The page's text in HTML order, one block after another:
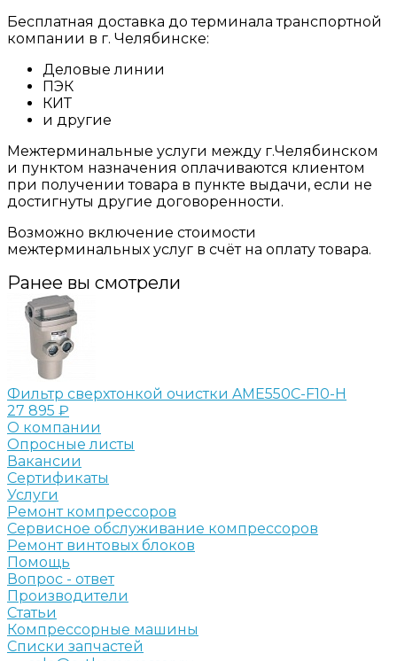
Бесплатная доставка до терминала транспортной
компании в г. Челябинске:
Деловые линии
ПЭК
КИТ
и другие
Межтерминальные услуги между г.Челябинском
и пунктом назначения оплачиваются клиентом
при получении товара в пункте выдачи, если не
достигнуты другие договоренности.
Возможно включение стоимости
межтерминальных услуг в счёт на оплату товара.
Ранее вы смотрели
Фильтр сверхтонкой очистки AME550C-F10-H
27 895 ₽
О компании
Опросные листы
Вакансии
Сертификаты
Услуги
Ремонт компрессоров
Сервисное обслуживание компрессоров
Ремонт винтовых блоков
Помощь
Вопрос - ответ
Производители
Статьи
Компрессорные машины
Списки запчастей